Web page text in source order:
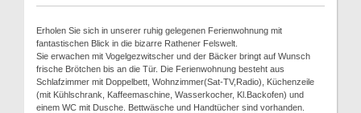
Erholen Sie sich in unserer ruhig gelegenen Ferienwohnung mit
fantastischen Blick in die bizarre Rathener Felswelt.
Sie erwachen mit Vogelgezwitscher und der Bäcker bringt auf Wunsch
frische Brötchen bis an die Tür. Die Ferienwohnung besteht aus
Schlafzimmer mit Doppelbett, Wohnzimmer(Sat-TV,Radio), Küchenzeile
(mit Kühlschrank, Kaffeemaschine, Wasserkocher, Kl.Backofen) und
einem WC mit Dusche. Bettwäsche und Handtücher sind vorhanden.